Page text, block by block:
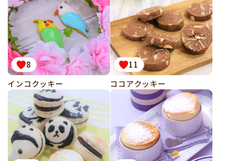
8
インコクッキー
11
ココアクッキー